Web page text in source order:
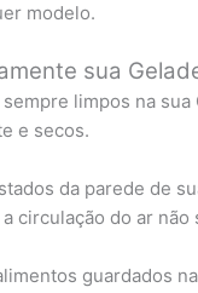
modelo.
sua
limpos na
e secos.
da parede de
circulação do ar não
guardados